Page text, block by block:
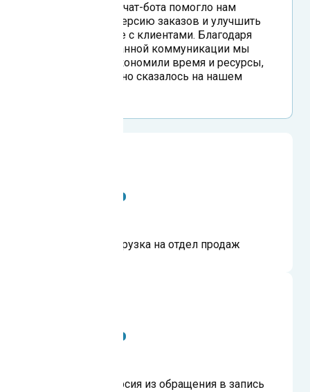
Использование чат-бота помогло нам
увеличить конверсию заказов и улучшить
взаимодействие с клиентами. Благодаря
автоматизированной коммуникации мы
значительно сэкономили время и ресурсы,
что положительно сказалось на нашем
на 40%
сократилась нагрузка на отдел продаж
на 15%
выросла конверсия из обращения в запись